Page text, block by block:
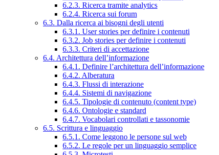
6.2.3. Ricerca tramite analytics
6.2.4. Ricerca sui forum
6.3. Dalla ricerca ai bisogni degli utenti
6.3.1. User stories per definire i contenuti
6.3.2. Job stories per definire i contenuti
6.3.3. Criteri di accettazione
6.4. Architettura dell’informazione
6.4.1. Definire l’architettura dell’informazione
6.4.2. Alberatura
6.4.3. Flussi di interazione
6.4.4. Sistemi di navigazione
6.4.5. Tipologie di contenuto (content type)
6.4.6. Ontologie e standard
6.4.7. Vocabolari controllati e tassonomie
6.5. Scrittura e linguaggio
6.5.1. Come leggono le persone sul web
6.5.2. Le regole per un linguaggio semplice